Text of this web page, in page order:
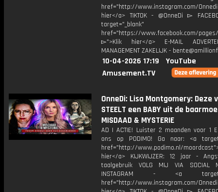
href="http://www.instagram.com/
hier</a> TIKTOK - @OnneDi ▻
target="_blank"
href="https://www.facebook.com/pages/
▻">Klik hier</a> E-MAIL
MANAGEMENT ZAKELIJK -
10-04-2026 17:19
YouTube
Amusement.TV
OnneDi: Lisa Montgomery: Deze
STEELT een BABY uit de
MISDAAD & MYSTERIE
AD | ACTIE! Luister 2 maanden voor 1
ons op PODIMO! Ga naar: <a
href="http://www.podimo.nl/
hier</a> KIJKWIJZER: 12 jaar -
taalgebruik VOLG MIJ VIA SOCIAL
INSTAGRAM - <a
href="http://www.instagram.com/